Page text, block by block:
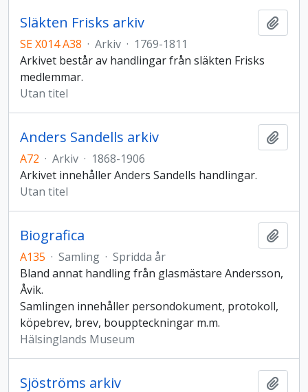
Släkten Frisks arkiv
SE X014 A38 · Arkiv · 1769-1811
Arkivet består av handlingar från släkten Frisks
medlemmar.
Utan titel
Anders Sandells arkiv
A72 · Arkiv · 1868-1906
Arkivet innehåller Anders Sandells handlingar.
Utan titel
Biografica
A135 · Samling · Spridda år
Bland annat handling från glasmästare Andersson,
Åvik.
Samlingen innehåller persondokument, protokoll,
köpebrev, brev, bouppteckningar m.m.
Hälsinglands Museum
Sjöströms arkiv